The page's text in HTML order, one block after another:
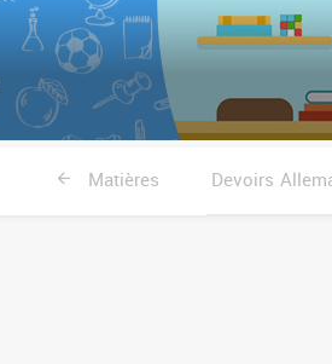
Matières Devoirs